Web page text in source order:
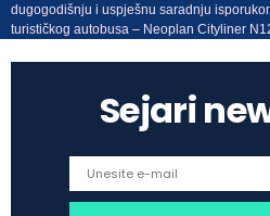
dugogodišnju i uspješnu saradnju
turističkog autobusa – Neoplan Cityliner
Sejari